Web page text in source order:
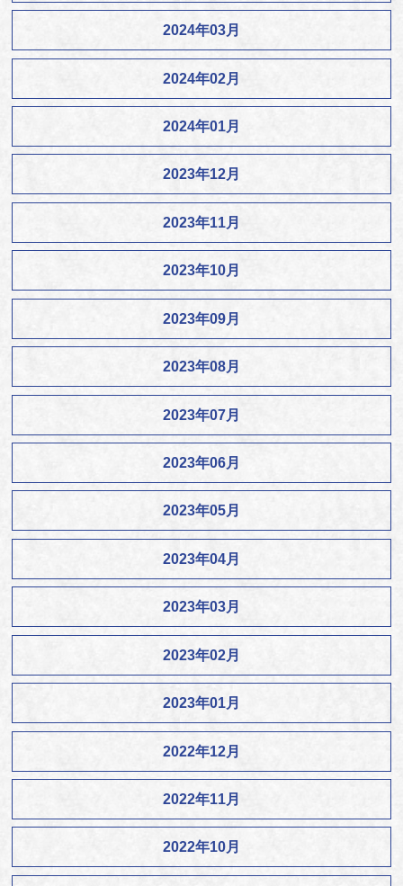
2024年03月
2024年02月
2024年01月
2023年12月
2023年11月
2023年10月
2023年09月
2023年08月
2023年07月
2023年06月
2023年05月
2023年04月
2023年03月
2023年02月
2023年01月
2022年12月
2022年11月
2022年10月